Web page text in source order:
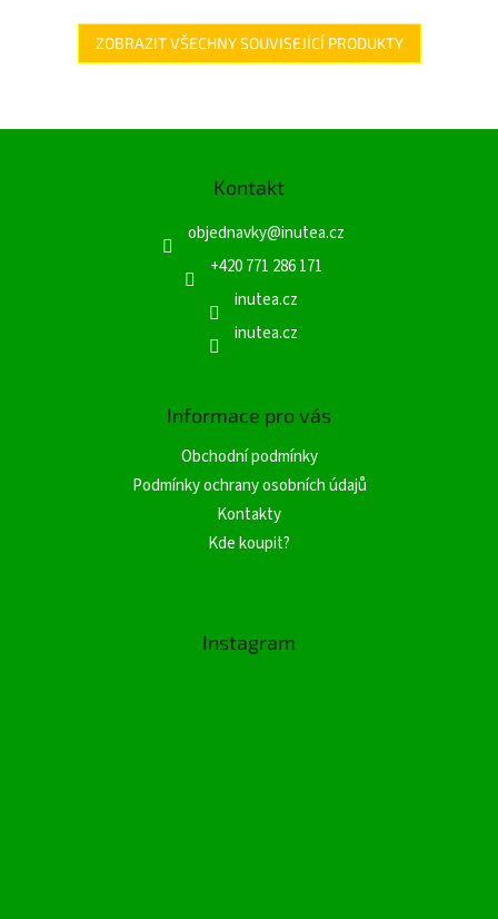
ZOBRAZIT VŠECHNY SOUVISEJÍCÍ PRODUKTY
Kontakt
objednavky@inutea.cz
+420 771 286 171
inutea.cz
inutea.cz
Informace pro vás
Obchodní podmínky
Podmínky ochrany osobních údajů
Kontakty
Kde koupit?
Instagram